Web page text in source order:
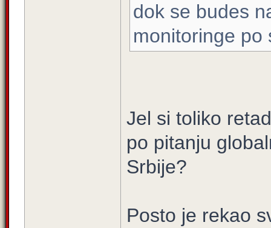
dok se budes
monitoringe
Jel si toliko
po pitanju
Srbije?
Posto je rekao